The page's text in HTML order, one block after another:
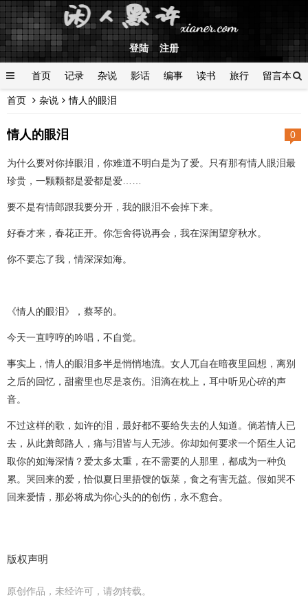
登陆 注册
首页 记录 杂说 影话 编事 读书 旅行 留言本
登陆
首页 杂说 情人的眼泪
0
情人的眼泪
为什么要对你掉眼泪，你难道不明白是为了爱。只有那有情人眼泪最
珍贵，一颗颗都是爱都是爱……
要不是有情郎跟我要分开，我的眼泪不会掉下来。
好春才来，春花正开。你怎舍得说再会，我在深闺望穿秋水。
你不要忘了我，情深深如海。
《情人的眼泪》，蔡琴的。
今天一直哼哼的吟唱，不自觉。
事实上，情人的眼泪多半是悄悄地流。女人兀自在暗夜里回想，离别
之后的回忆，甜蜜里也尽是哀伤。泪滴在枕上，耳中听见心碎的声
音。
不过这样的歌，如许的泪，最好都不要给失去的人知道。倘若情人已
去，从此萧郎路人，痛与泪皆与人无涉。你却如何要求一个陌生人记
取你的如海深情？爱太多太重，在不需要的人那里，都成为一种负
累。哭回来的爱，恰似夏日里捂馊的饭菜，食之有害无益。假如哭不
回来爱情，那必将成为你心头的的创伤，永不愈合。
版权声明
原创作品，未经许可，请勿转载。